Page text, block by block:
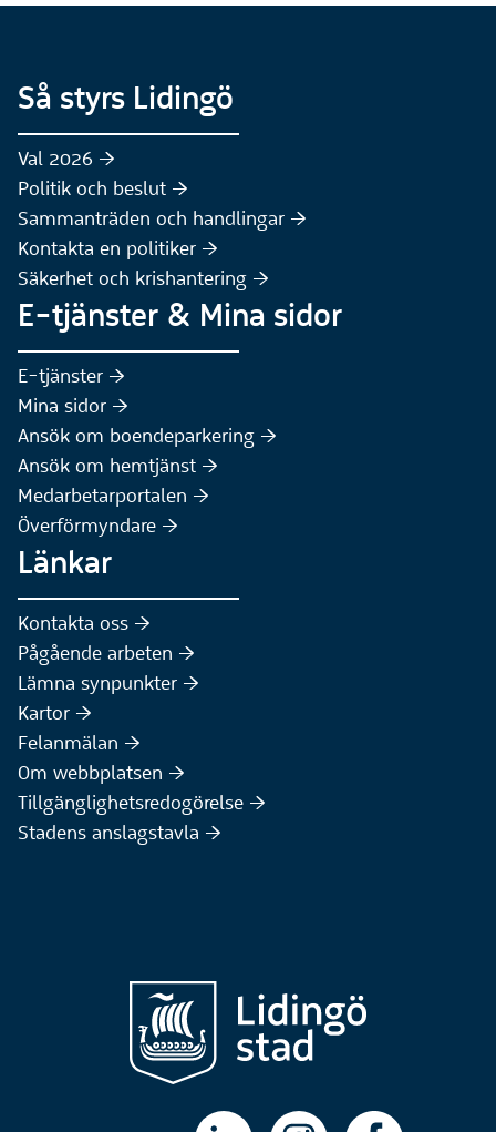
Så styrs Lidingö
Val 2026 :höger:
Politik och beslut :höger:
Sammanträden och handlingar :höger:
Kontakta en politiker :höger:
Säkerhet och krishantering :höger:
E-tjänster & Mina sidor
E-tjänster :höger:
Mina sidor :höger:
Ansök om boendeparkering :höger:
Ansök om hemtjänst :höger:
Medarbetarportalen :höger:
Överförmyndare :höger:
Länkar
Kontakta oss :höger:
Pågående arbeten :höger:
Lämna synpunkter :höger:
Kartor :höger:
Felanmälan :höger:
Om webbplatsen :höger:
Tillgänglighetsredogörelse :höger:
Stadens anslagstavla :höger: